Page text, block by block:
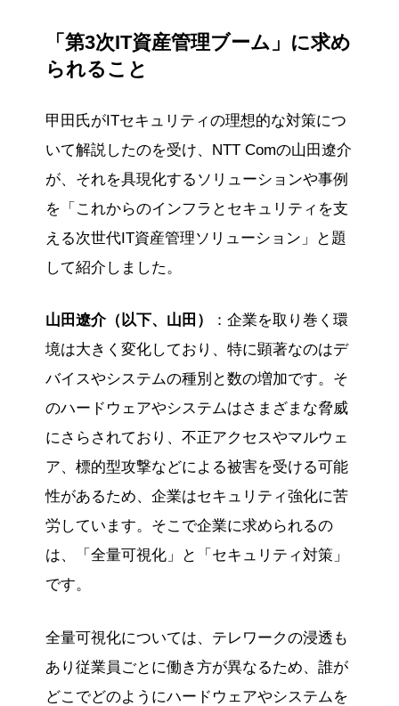
「第3次IT資産管理ブーム」に求め
られること
甲田氏がITセキュリティの理想的な対策につ
いて解説したのを受け、NTT Comの山田遼介
が、それを具現化するソリューションや事例
を「これからのインフラとセキュリティを支
える次世代IT資産管理ソリューション」と題
して紹介しました。
山田遼介（以下、山田）
：企業を取り巻く環
境は大きく変化しており、特に顕著なのはデ
バイスやシステムの種別と数の増加です。そ
のハードウェアやシステムはさまざまな脅威
にさらされており、不正アクセスやマルウェ
ア、標的型攻撃などによる被害を受ける可能
性があるため、企業はセキュリティ強化に苦
労しています。そこで企業に求められるの
は、「全量可視化」と「セキュリティ対策」
です。
全量可視化については、テレワークの浸透も
あり従業員ごとに働き方が異なるため、誰が
どこでどのようにハードウェアやシステムを